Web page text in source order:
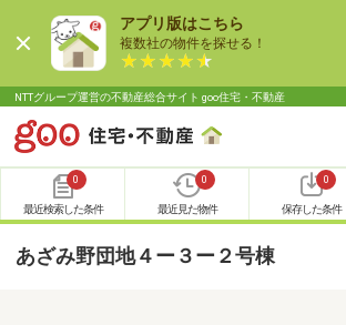
アプリ版はこちら
複数社の物件を探せる！
NTTグループ運営の不動産総合サイト goo住宅・不動産
0
最近検索した条件
0
最近見た物件
0
保存した条件
あざみ野団地４ー３ー２号棟